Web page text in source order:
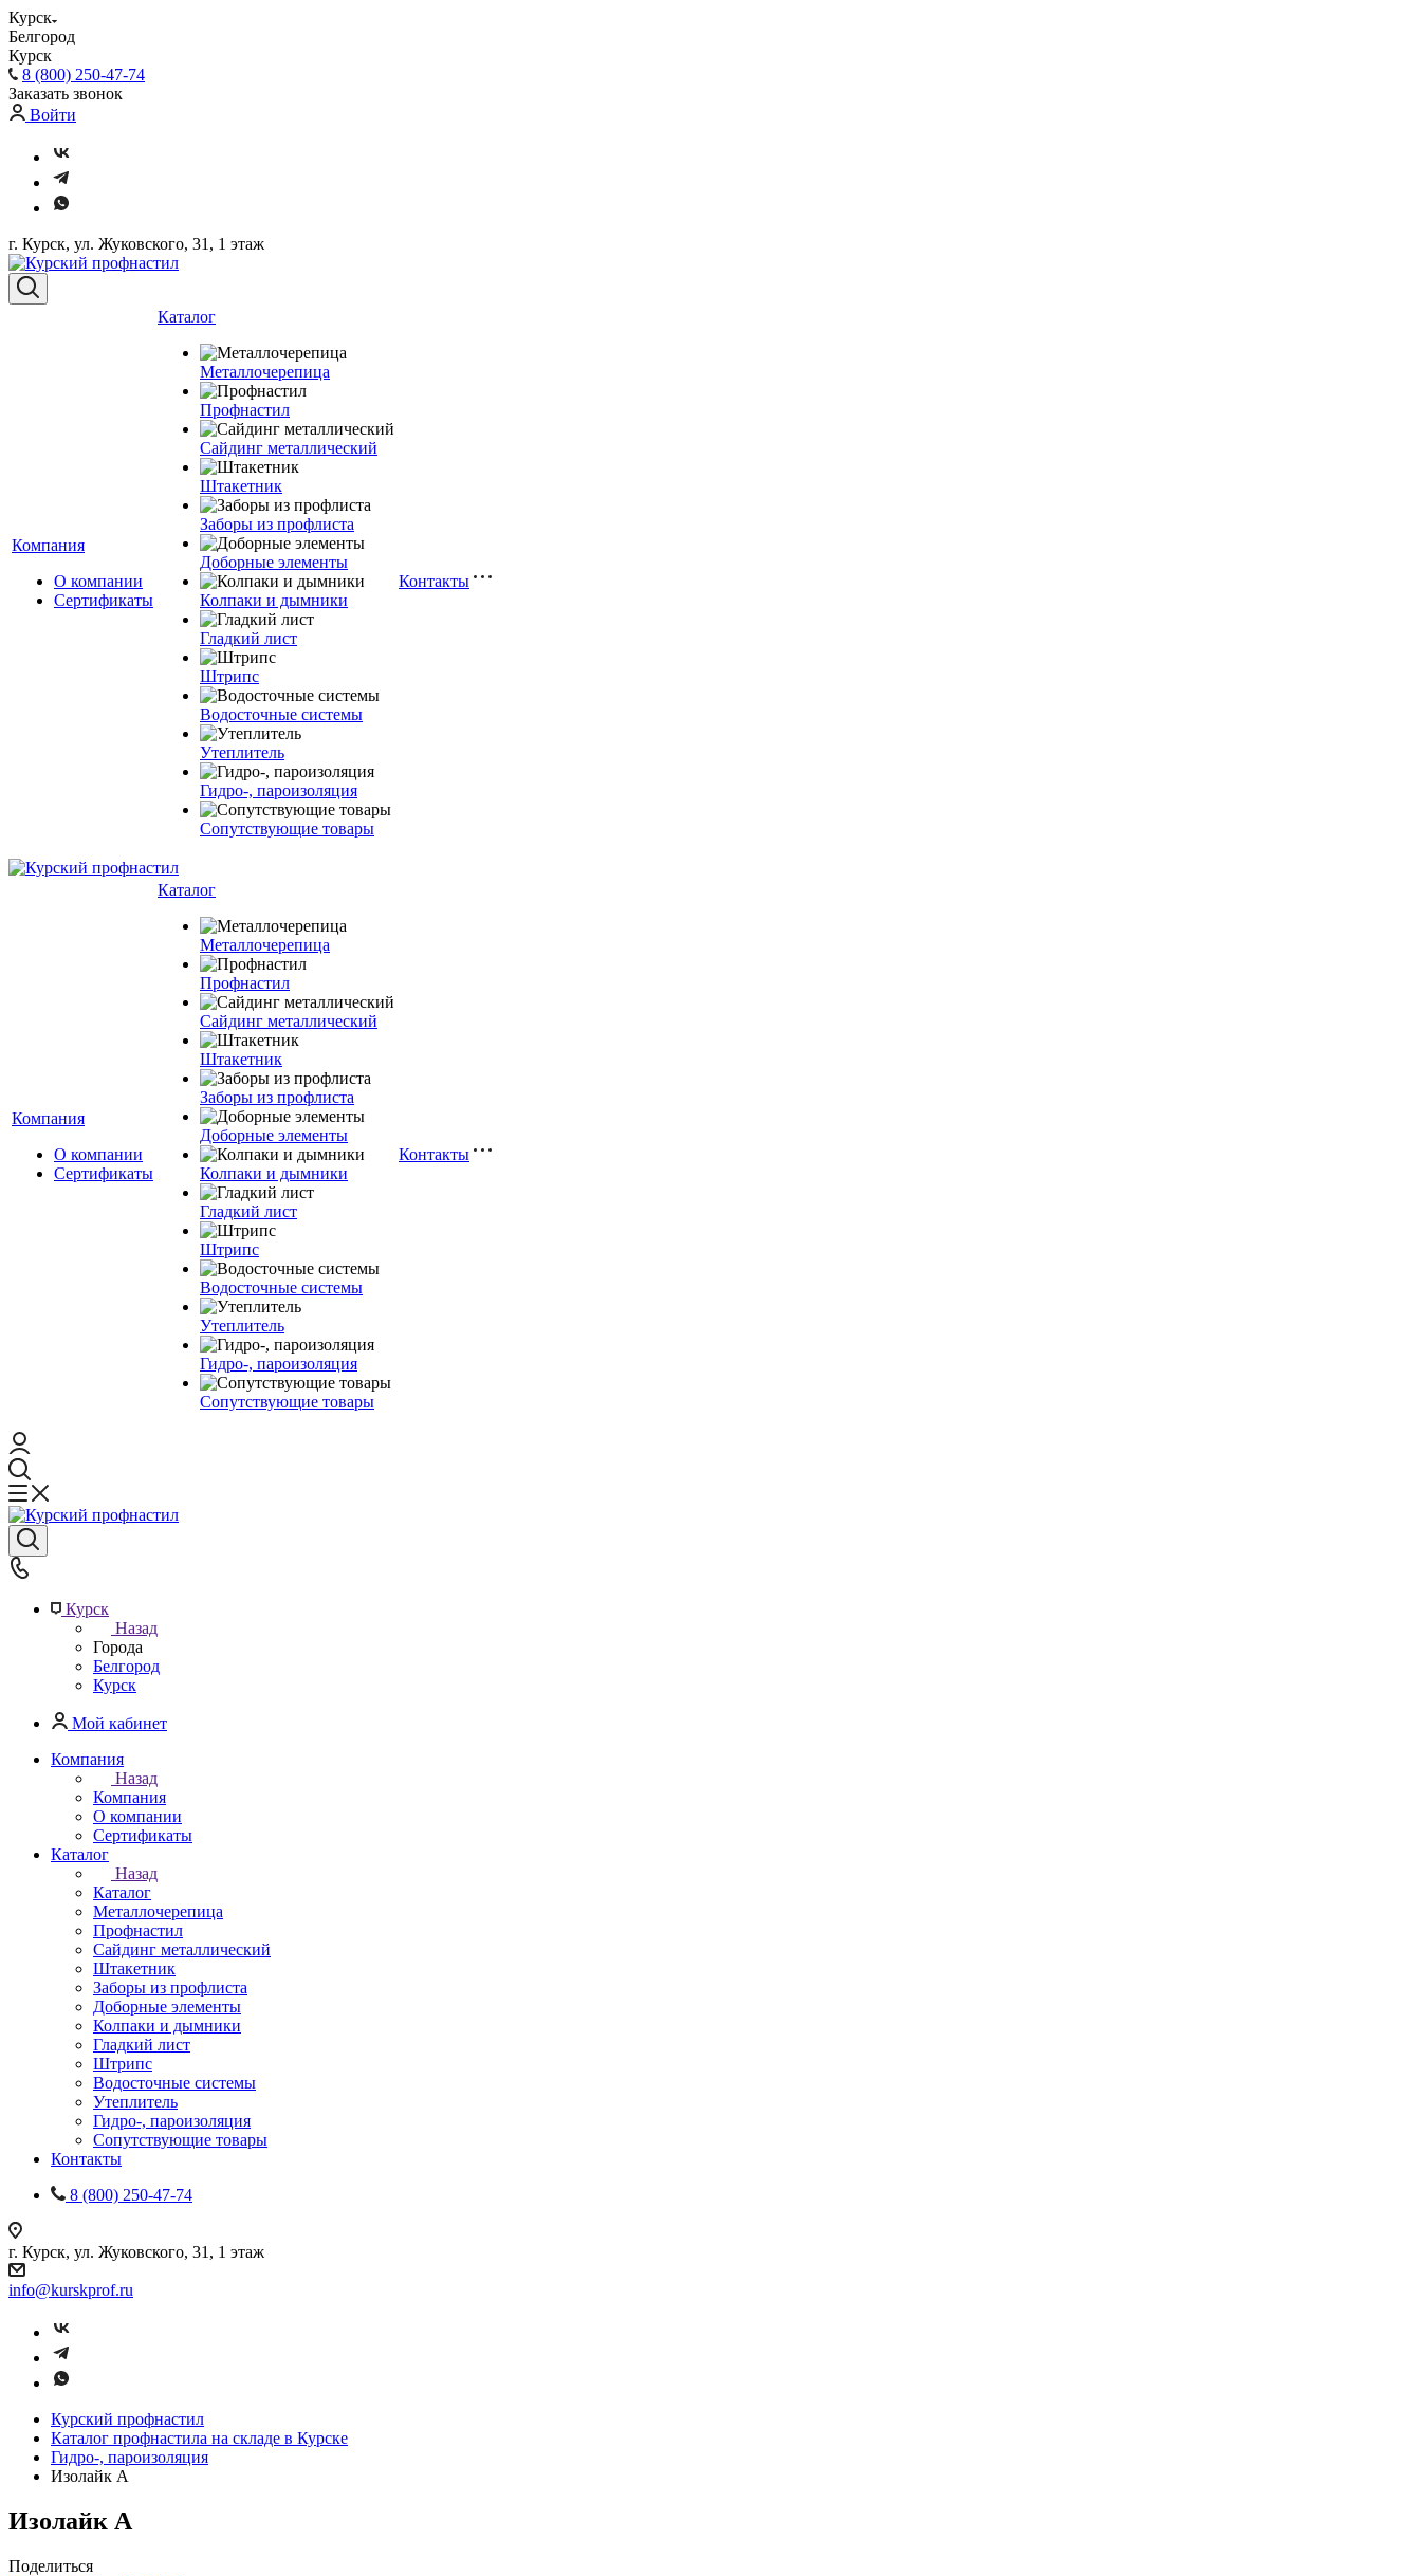
Курск
Белгород
Курск
8 (800) 250-47-74
Заказать звонок
Войти
г. Курск, ул. Жуковского, 31, 1 этаж
Компания
О компании
Сертификаты
Каталог
Металлочерепица
Профнастил
Сайдинг металлический
Штакетник
Заборы из профлиста
Доборные элементы
Колпаки и дымники
Гладкий лист
Штрипс
Водосточные системы
Утеплитель
Гидро-, пароизоляция
Сопутствующие товары
Контакты
Компания
О компании
Сертификаты
Каталог
Металлочерепица
Профнастил
Сайдинг металлический
Штакетник
Заборы из профлиста
Доборные элементы
Колпаки и дымники
Гладкий лист
Штрипс
Водосточные системы
Утеплитель
Гидро-, пароизоляция
Сопутствующие товары
Контакты
Курск
Назад
Города
Белгород
Курск
Мой кабинет
Компания
Назад
Компания
О компании
Сертификаты
Каталог
Назад
Каталог
Металлочерепица
Профнастил
Сайдинг металлический
Штакетник
Заборы из профлиста
Доборные элементы
Колпаки и дымники
Гладкий лист
Штрипс
Водосточные системы
Утеплитель
Гидро-, пароизоляция
Сопутствующие товары
Контакты
8 (800) 250-47-74
г. Курск, ул. Жуковского, 31, 1 этаж
info@kurskprof.ru
Курский профнастил
Каталог профнастила на складе в Курске
Гидро-, пароизоляция
Изолайк А
Изолайк А
Поделиться